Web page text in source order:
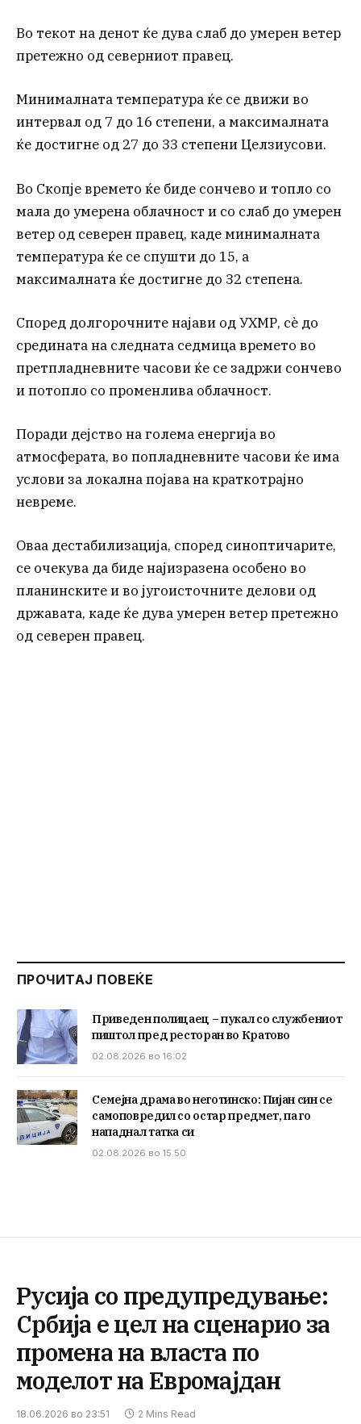
Во текот на денот ќе дува слаб до умерен ветер
претежно од северниот правец.
Минималната температура ќе се движи во
интервал од 7 до 16 степени, а максималната
ќе достигне од 27 до 33 степени Целзиусови.
Во Скопје времето ќе биде сончево и топло со
мала до умерена облачност и со слаб до умерен
ветер од северен правец, каде минималната
температура ќе се спушти до 15, а
максималната ќе достигне до 32 степена.
Според долгорочните најави од УХМР, сè до
средината на следната седмица времето во
претпладневните часови ќе се задржи сончево
и потопло со променлива облачност.
Поради дејство на голема енергија во
атмосферата, во попладневните часови ќе има
услови за локална појава на краткотрајно
невреме.
Оваа дестабилизација, според синоптичарите,
се очекува да биде најизразена особено во
планинските и во југоисточните делови од
државата, каде ќе дува умерен ветер претежно
од северен правец.
ПРОЧИТАЈ ПОВЕЌЕ
Приведен полицаец – пукал со службениот
пиштол пред ресторан во Кратово
02.08.2026 во 16:02
Семејна драма во неготинско: Пијан син се
самоповредил со остар предмет, па го
нападнал татка си
02.08.2026 во 15:50
Русија со предупредување:
Србија е цел на сценарио за
промена на власта по
моделот на Евромајдан
18.06.2026 во 23:51 2 Mins Read